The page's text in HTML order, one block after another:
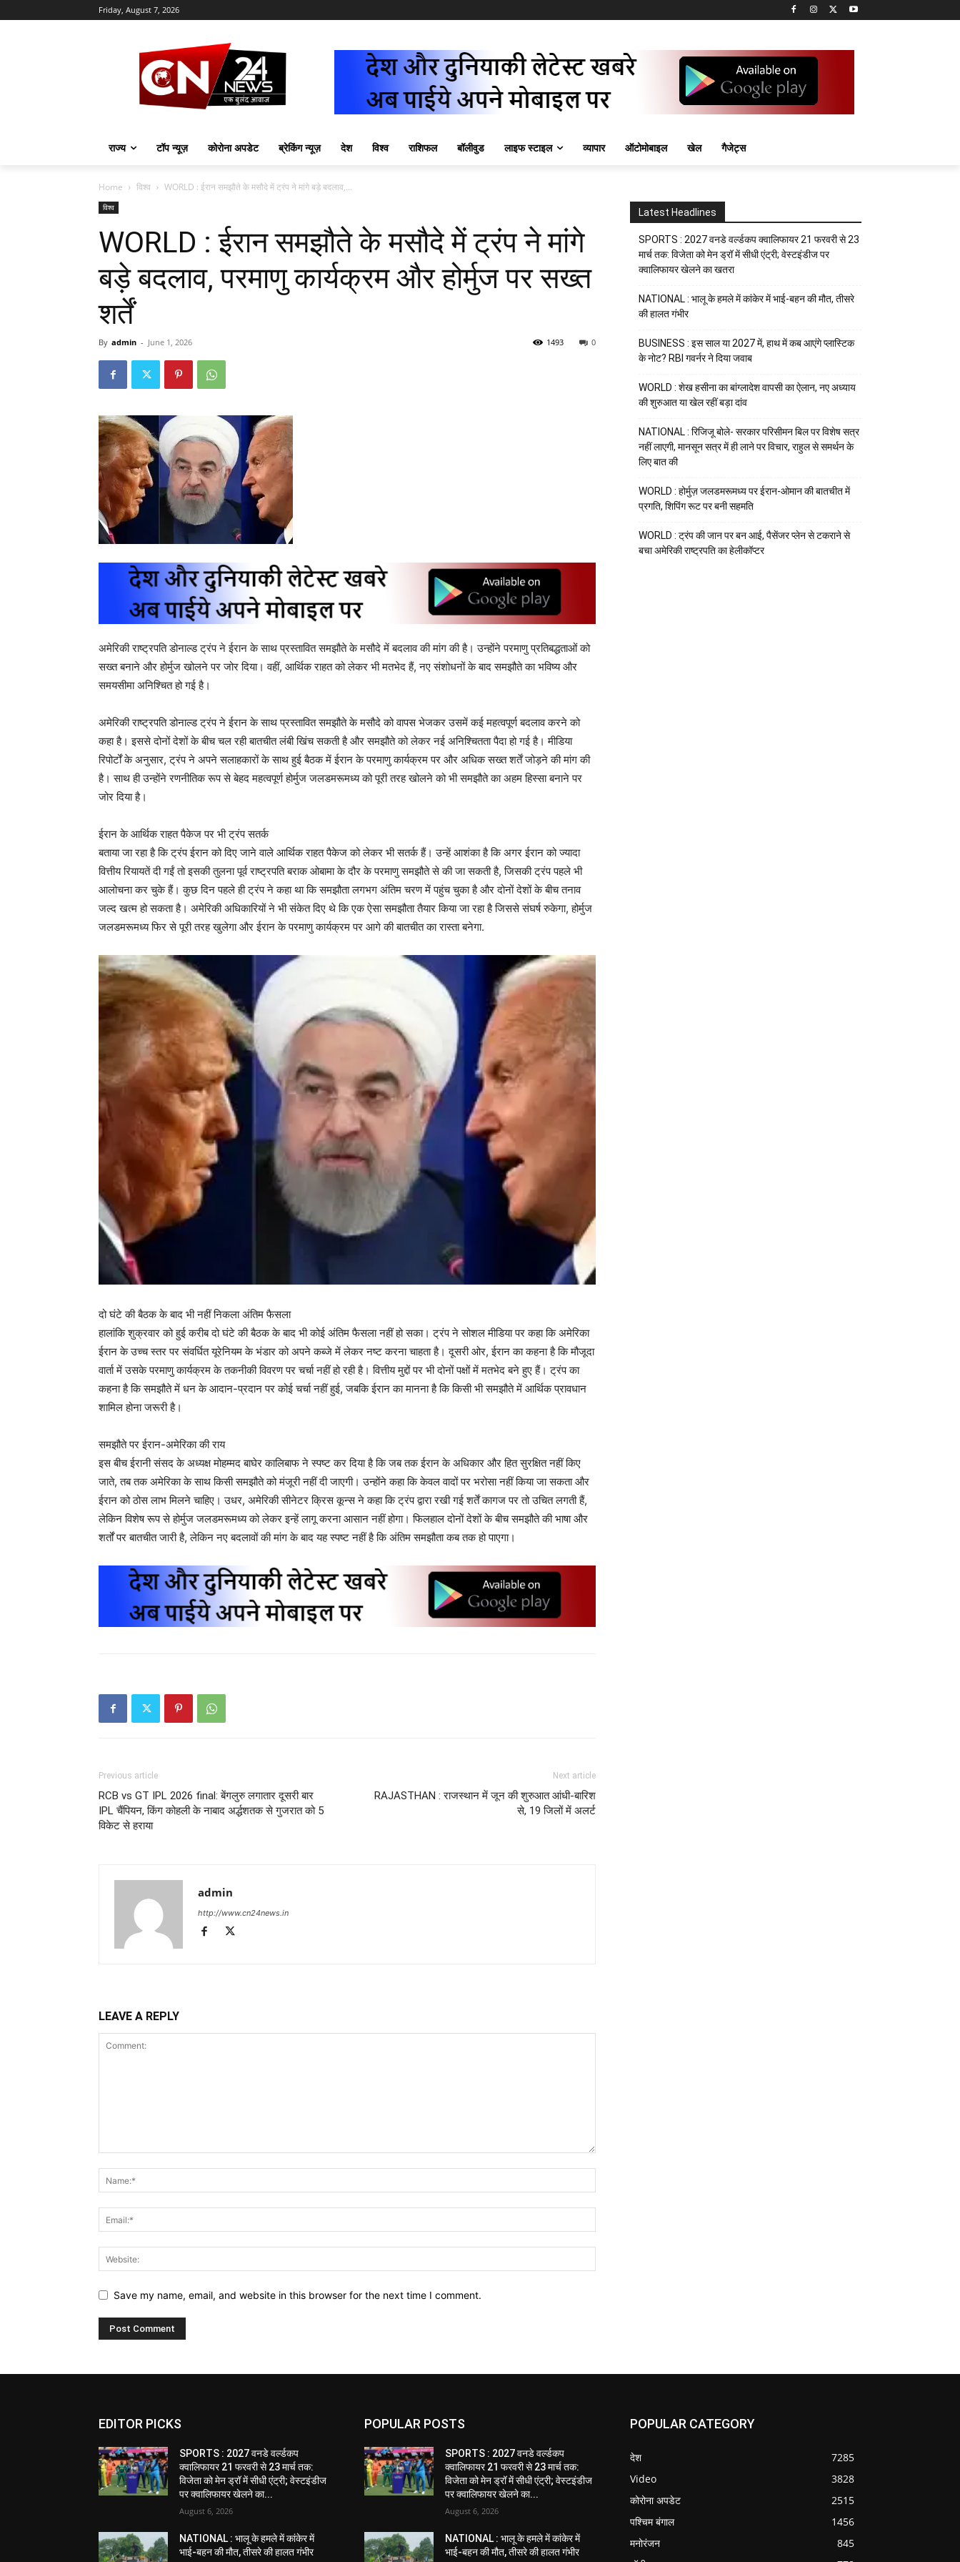
Friday, August 7, 2026
राज्य टॉप न्यूज़ कोरोना अपडेट ब्रेकिंग न्यूज़ देश विश्व राशिफल बॉलीवुड लाइफ स्टाइल व्यापार ऑटोमोबाइल खेल गैजेट्स
Home विश्व WORLD : ईरान समझौते के मसौदे में ट्रंप ने मांगे बड़े बदलाव,...
विश्व
WORLD : ईरान समझौते के मसौदे में ट्रंप ने मांगे
बड़े बदलाव, परमाणु कार्यक्रम और होर्मुज पर सख्त
शर्तें
By admin - June 1, 2026 0
1493
अमेरिकी राष्ट्रपति डोनाल्ड ट्रंप ने ईरान के साथ प्रस्तावित समझौते के मसौदे में बदलाव की मांग की है। उन्होंने परमाणु प्रतिबद्धताओं को
सख्त बनाने और होर्मुज खोलने पर जोर दिया। वहीं, आर्थिक राहत को लेकर भी मतभेद हैं, नए संशोधनों के बाद समझौते का भविष्य और
समयसीमा अनिश्चित हो गई है।
अमेरिकी राष्ट्रपति डोनाल्ड ट्रंप ने ईरान के साथ प्रस्तावित समझौते के मसौदे को वापस भेजकर उसमें कई महत्वपूर्ण बदलाव करने को
कहा है। इससे दोनों देशों के बीच चल रही बातचीत लंबी खिंच सकती है और समझौते को लेकर नई अनिश्चितता पैदा हो गई है। मीडिया
रिपोर्टों के अनुसार, ट्रंप ने अपने सलाहकारों के साथ हुई बैठक में ईरान के परमाणु कार्यक्रम पर और अधिक सख्त शर्तें जोड़ने की मांग की
है। साथ ही उन्होंने रणनीतिक रूप से बेहद महत्वपूर्ण होर्मुज जलडमरूमध्य को पूरी तरह खोलने को भी समझौते का अहम हिस्सा बनाने पर
जोर दिया है।
ईरान के आर्थिक राहत पैकेज पर भी ट्रंप सतर्क
बताया जा रहा है कि ट्रंप ईरान को दिए जाने वाले आर्थिक राहत पैकेज को लेकर भी सतर्क हैं। उन्हें आशंका है कि अगर ईरान को ज्यादा
वित्तीय रियायतें दी गईं तो इसकी तुलना पूर्व राष्ट्रपति बराक ओबामा के दौर के परमाणु समझौते से की जा सकती है, जिसकी ट्रंप पहले भी
आलोचना कर चुके हैं। कुछ दिन पहले ही ट्रंप ने कहा था कि समझौता लगभग अंतिम चरण में पहुंच चुका है और दोनों देशों के बीच तनाव
जल्द खत्म हो सकता है। अमेरिकी अधिकारियों ने भी संकेत दिए थे कि एक ऐसा समझौता तैयार किया जा रहा है जिससे संघर्ष रुकेगा, होर्मुज
जलडमरूमध्य फिर से पूरी तरह खुलेगा और ईरान के परमाणु कार्यक्रम पर आगे की बातचीत का रास्ता बनेगा.
दो घंटे की बैठक के बाद भी नहीं निकला अंतिम फैसला
हालांकि शुक्रवार को हुई करीब दो घंटे की बैठक के बाद भी कोई अंतिम फैसला नहीं हो सका। ट्रंप ने सोशल मीडिया पर कहा कि अमेरिका
ईरान के उच्च स्तर पर संवर्धित यूरेनियम के भंडार को अपने कब्जे में लेकर नष्ट करना चाहता है। दूसरी ओर, ईरान का कहना है कि मौजूदा
वार्ता में उसके परमाणु कार्यक्रम के तकनीकी विवरण पर चर्चा नहीं हो रही है। वित्तीय मुद्दों पर भी दोनों पक्षों में मतभेद बने हुए हैं। ट्रंप का
कहना है कि समझौते में धन के आदान-प्रदान पर कोई चर्चा नहीं हुई, जबकि ईरान का मानना है कि किसी भी समझौते में आर्थिक प्रावधान
शामिल होना जरूरी है।
समझौते पर ईरान-अमेरिका की राय
इस बीच ईरानी संसद के अध्यक्ष मोहम्मद बाघेर कालिबाफ ने स्पष्ट कर दिया है कि जब तक ईरान के अधिकार और हित सुरक्षित नहीं किए
जाते, तब तक अमेरिका के साथ किसी समझौते को मंजूरी नहीं दी जाएगी। उन्होंने कहा कि केवल वादों पर भरोसा नहीं किया जा सकता और
ईरान को ठोस लाभ मिलने चाहिए। उधर, अमेरिकी सीनेटर क्रिस कून्स ने कहा कि ट्रंप द्वारा रखी गई शर्तें कागज पर तो उचित लगती हैं,
लेकिन विशेष रूप से होर्मुज जलडमरूमध्य को लेकर इन्हें लागू करना आसान नहीं होगा। फिलहाल दोनों देशों के बीच समझौते की भाषा और
शर्तों पर बातचीत जारी है, लेकिन नए बदलावों की मांग के बाद यह स्पष्ट नहीं है कि अंतिम समझौता कब तक हो पाएगा।
Previous article
RCB vs GT IPL 2026 final: बेंगलुरु लगातार दूसरी बार
IPL चैंपियन, किंग कोहली के नाबाद अर्द्धशतक से गुजरात को 5
विकेट से हराया
Next article
RAJASTHAN : राजस्थान में जून की शुरुआत आंधी-बारिश
से, 19 जिलों में अलर्ट
admin
http://www.cn24news.in
LEAVE A REPLY
Save my name, email, and website in this browser for the next time I comment.
Latest Headlines
SPORTS : 2027 वनडे वर्ल्डकप क्वालिफायर 21 फरवरी से 23
मार्च तक: विजेता को मेन ड्रॉ में सीधी एंट्री; वेस्टइंडीज पर
क्वालिफायर खेलने का खतरा
NATIONAL : भालू के हमले में कांकेर में भाई-बहन की मौत, तीसरे
की हालत गंभीर
BUSINESS : इस साल या 2027 में, हाथ में कब आएंगे प्लास्टिक
के नोट? RBI गवर्नर ने दिया जवाब
WORLD : शेख हसीना का बांग्लादेश वापसी का ऐलान, नए अध्याय
की शुरुआत या खेल रहीं बड़ा दांव
NATIONAL : रिजिजू बोले- सरकार परिसीमन बिल पर विशेष सत्र
नहीं लाएगी, मानसून सत्र में ही लाने पर विचार, राहुल से समर्थन के
लिए बात की
WORLD : होर्मुज़ जलडमरूमध्य पर ईरान-ओमान की बातचीत में
प्रगति, शिपिंग रूट पर बनी सहमति
WORLD : ट्रंप की जान पर बन आई, पैसेंजर प्लेन से टकराने से
बचा अमेरिकी राष्ट्रपति का हेलीकॉप्टर
EDITOR PICKS
SPORTS : 2027 वनडे वर्ल्डकप
क्वालिफायर 21 फरवरी से 23 मार्च तक:
विजेता को मेन ड्रॉ में सीधी एंट्री; वेस्टइंडीज
पर क्वालिफायर खेलने का...
August 6, 2026
NATIONAL : भालू के हमले में कांकेर में
भाई-बहन की मौत, तीसरे की हालत गंभीर
POPULAR POSTS
SPORTS : 2027 वनडे वर्ल्डकप
क्वालिफायर 21 फरवरी से 23 मार्च तक:
विजेता को मेन ड्रॉ में सीधी एंट्री; वेस्टइंडीज
पर क्वालिफायर खेलने का...
August 6, 2026
NATIONAL : भालू के हमले में कांकेर में
भाई-बहन की मौत, तीसरे की हालत गंभीर
POPULAR CATEGORY
देश
7285
Video
3828
कोरोना अपडेट
2515
पश्चिम बंगाल
1456
मनोरंजन
845